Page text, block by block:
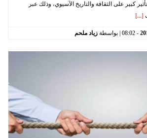
كبير على الثقافة والتاريخ الآسيوي، وذلك عبر
[...]
-
08:02 | بواسطة زياد ملحم